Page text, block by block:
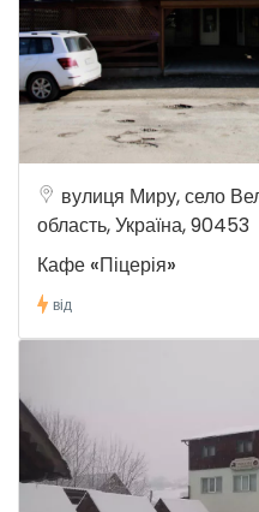
вулиця Миру, село
область, Україна, 90453
Кафе «Піцерія»
від